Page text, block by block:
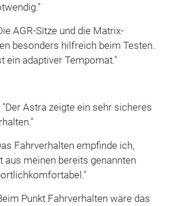
AGR-Sitze und die Matrix-
besonders hilfreich beim Testen.
ein adaptiver Tempomat."
Astra zeigte ein sehr sicheres
Fahrverhalten empfinde ich,
aus meinen bereits genannten
Punkt Fahrverhalten wäre das